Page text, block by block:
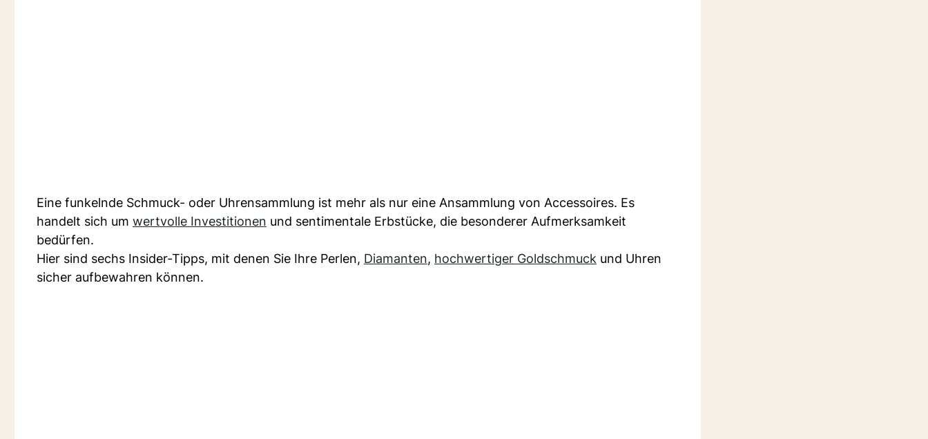
Eine funkelnde Schmuck- oder Uhrensammlung ist mehr als nur eine Ansammlung von Accessoires. Es
handelt sich um wertvolle Investitionen und sentimentale Erbstücke, die besonderer Aufmerksamkeit
bedürfen.
Hier sind sechs Insider-Tipps, mit denen Sie Ihre Perlen, Diamanten, hochwertiger Goldschmuck und Uhren
sicher aufbewahren können.